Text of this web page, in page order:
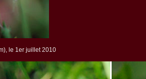
le 1er juillet 2010